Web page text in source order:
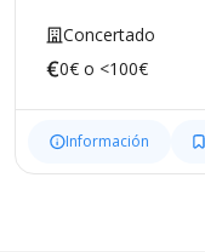
Concertado
0€ o <100€
Información